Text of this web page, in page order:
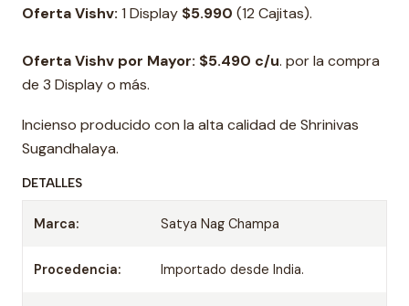
Oferta Vishv: 1 Display $5.990 (12 Cajitas).
Oferta Vishv por Mayor: $5.490 c/u. por la compra
de 3 Display o más.
Incienso producido con la alta calidad de Shrinivas
Sugandhalaya.
DETALLES
Marca: Satya Nag Champa
Procedencia: Importado desde India.